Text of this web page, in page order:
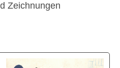
Zeichnungen